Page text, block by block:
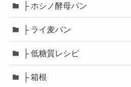
├ ホシノ酵母パン
├ ライ麦パン
├ 低糖質レシピ
├ 箱根